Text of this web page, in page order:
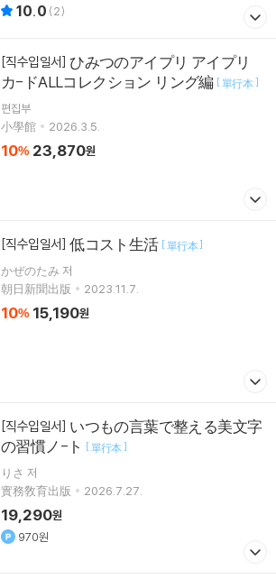
10.0 (2)
[직수입일서] ひみつのアイプリ アイプリ
カ-ドALLコレクション リング編 [單行本]
편집부
小學館
2026.3.5.
10% 23,870원
[직수입일서] 低コスト生活 [單行本]
かぜのたみ 저
朝日新聞出版
2023.11.7.
10% 15,190원
[직수입일서]
の習慣ノ-ト [單行本]
りさ 저
實務敎育出版
2026.7.27.
19,290원
970원